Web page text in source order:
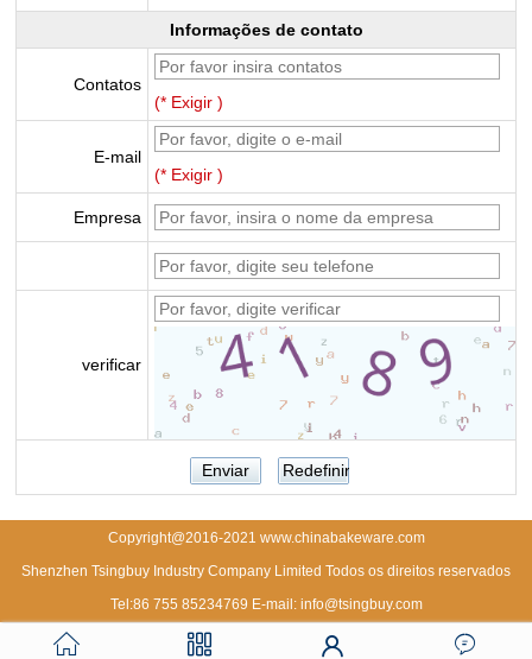
Informações de contato
Contatos
(* Exigir )
E-mail
(* Exigir )
Empresa
verificar
Copyright@2016-2021 www.chinabakeware.com
Shenzhen Tsingbuy Industry Company Limited Todos os direitos reservados
Tel:86 755 85234769 E-mail: info@tsingbuy.com